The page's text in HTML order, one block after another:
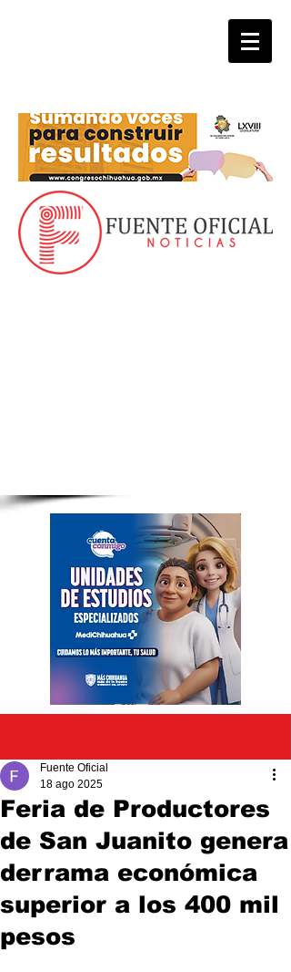
Feria de Productores
de San Juanito genera
derrama económica
superior a los 400 mil
pesos
Fuente Oficial
18 ago 2025